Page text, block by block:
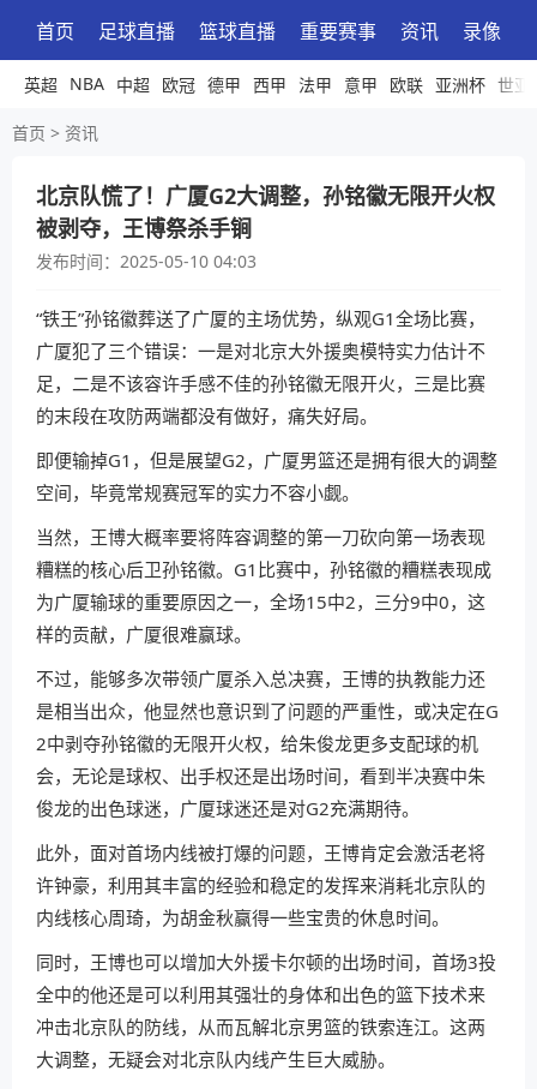
首页 足球直播 篮球直播 重要赛事 资讯 录像
英超 NBA 中超 欧冠 德甲 西甲 法甲 意甲 欧联 亚洲杯 世亚
首页 > 资讯
北京队慌了！广厦G2大调整，孙铭徽无限开火权
被剥夺，王博祭杀手锏
发布时间： 2025-05-10 04:03
“铁王”孙铭徽葬送了广厦的主场优势，纵观G1全场比赛，
广厦犯了三个错误：一是对北京大外援奥模特实力估计不
足，二是不该容许手感不佳的孙铭徽无限开火，三是比赛
的末段在攻防两端都没有做好，痛失好局。
即便输掉G1，但是展望G2，广厦男篮还是拥有很大的调整
空间，毕竟常规赛冠军的实力不容小觑。
当然，王博大概率要将阵容调整的第一刀砍向第一场表现
糟糕的核心后卫孙铭徽。G1比赛中，孙铭徽的糟糕表现成
为广厦输球的重要原因之一，全场15中2，三分9中0，这
样的贡献，广厦很难赢球。
不过，能够多次带领广厦杀入总决赛，王博的执教能力还
是相当出众，他显然也意识到了问题的严重性，或决定在G
2中剥夺孙铭徽的无限开火权，给朱俊龙更多支配球的机
会，无论是球权、出手权还是出场时间，看到半决赛中朱
俊龙的出色球迷，广厦球迷还是对G2充满期待。
此外，面对首场内线被打爆的问题，王博肯定会激活老将
许钟豪，利用其丰富的经验和稳定的发挥来消耗北京队的
内线核心周琦，为胡金秋赢得一些宝贵的休息时间。
同时，王博也可以增加大外援卡尔顿的出场时间，首场3投
全中的他还是可以利用其强壮的身体和出色的篮下技术来
冲击北京队的防线，从而瓦解北京男篮的铁索连江。这两
大调整，无疑会对北京队内线产生巨大威胁。